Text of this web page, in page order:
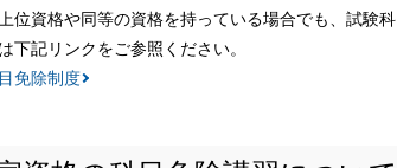
位資格や同等の資格を持っている場合でも、試験
下記リンクをご参照ください。
免除制度